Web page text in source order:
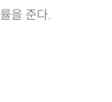
을 준다.